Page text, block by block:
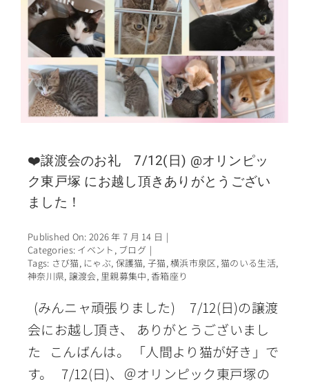
❤️譲渡会のお礼 7/12(日) @オリンピッ
ク東戸塚 にお越し頂きありがとうござい
ました！
Published On: 2026 年 7 月 14 日 |
Categories: イベント , ブログ |
Tags: さび猫, にゃぶ, 保護猫,子猫,横浜市泉区,猫のいる生活,
神奈川県, 譲渡会, 里親募集中,香箱座り
(みんニャ頑張りました) 7/12(日)の譲渡
会にお越し頂き、 ありがとうございまし
た こんばんは。 「人間より猫が好き」で
す。 7/12(日)、＠オリンピック東戸塚の